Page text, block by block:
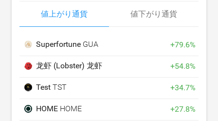
値上がり通貨 値下がり通貨
Superfortune GUA +79.6%
龙虾 (Lobster) 龙虾 +54.8%
Test TST +34.7%
HOME HOME +27.8%